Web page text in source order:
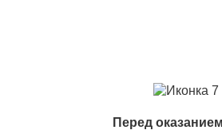
Перед